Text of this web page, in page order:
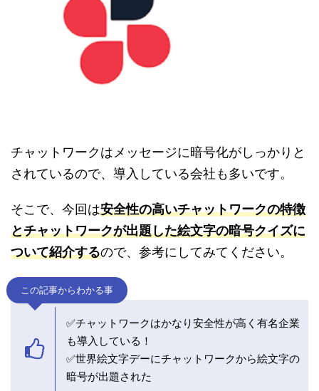
チャットワークはメッセージに暗号化がしっかりと
されているので、導入している会社も多いです。
そこで、今回は安全性の高いチャットワークの特徴
とチャットワークが出題した絵文字の暗号クイズに
ついて紹介するので、参考にしてみてください。
この記事からわかる事
✅チャットワークはかなり安全性が高く有名企業
も導入している！
✅世界絵文字デーにチャットワークから絵文字の
暗号が出題された